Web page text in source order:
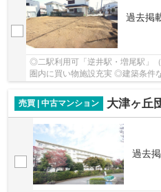
過去掲
◎二駅利用可「逆井駅・増尾駅」
圏内に買い物施設充実 ◎建築条件
売買 | 中古マンション
大津ヶ丘
過去